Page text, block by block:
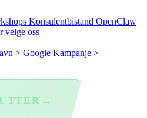
Konsulentbistand OpenClaw
velge oss
> Google Kampanje >
→